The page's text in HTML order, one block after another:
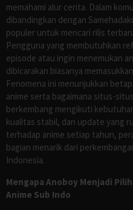
memahami alur cerita. Dalam
dibandingkan dengan
populer untuk mencari rilis
Pengguna yang membutuhkan
episode atau ingin menemukan
dibicarakan biasanya
Fenomena ini menunjukkan
anime serta bagaimana situs-
berkembang mengikuti
kualitas stabil, dan update yang
terhadap anime setiap tahun,
bagian menarik dari
Indonesia.
Mengapa Anoboy Menjadi
Anime Sub Indo